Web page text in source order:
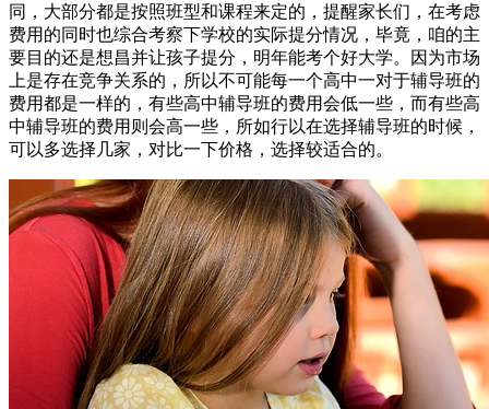
同，大部分都是按照班型和课程来定的，提醒家长们，在考虑
费用的同时也综合考察下学校的实际提分情况，毕竟，咱的主
要目的还是想昌并让孩子提分，明年能考个好大学。因为市场
上是存在竞争关系的，所以不可能每一个高中一对于辅导班的
费用都是一样的，有些高中辅导班的费用会低一些，而有些高
中辅导班的费用则会高一些，所如行以在选择辅导班的时候，
可以多选择几家，对比一下价格，选择较适合的。